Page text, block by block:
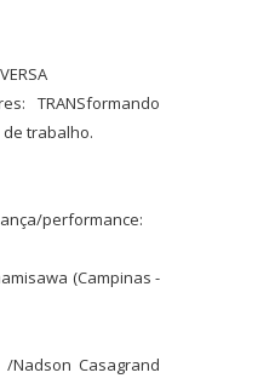
TRANSformando
trabalho.
performance:
(Campinas -
Nadson Casagrand